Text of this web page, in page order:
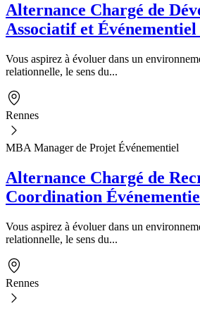
Alternance Chargé de
Associatif et
Vous aspirez à évoluer dans un
relationnelle, le sens du...
Rennes
MBA Manager de Projet Événementiel
Alternance Chargé de
Coordination
Vous aspirez à évoluer dans un
relationnelle, le sens du...
Rennes